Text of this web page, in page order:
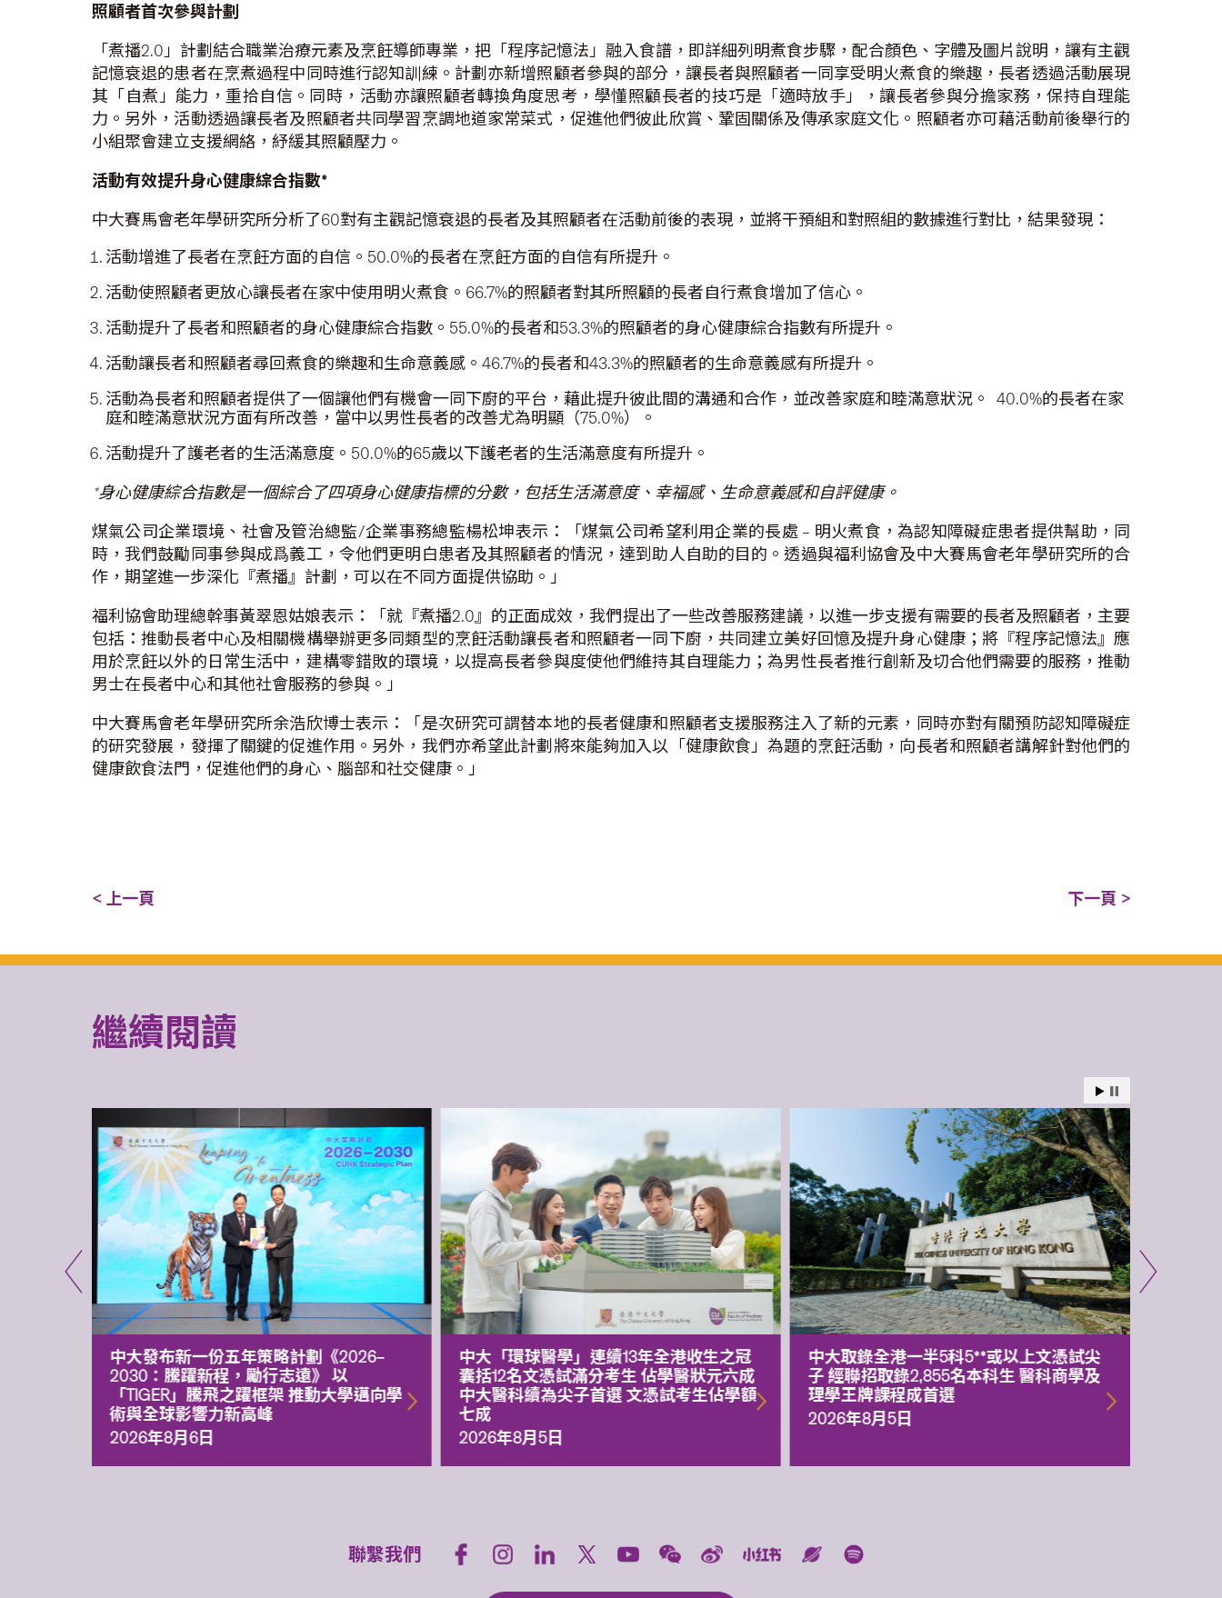
照顧者首次參與計劃
「煮播2.0」計劃結合職業治療元素及烹飪導師專業，把「程序記憶法」融入食譜，即詳細列明煮食步驟，配合顏色、字體及圖片說明，讓有主觀
記憶衰退的患者在烹煮過程中同時進行認知訓練。計劃亦新增照顧者參與的部分，讓長者與照顧者一同享受明火煮食的樂趣，長者透過活動展現
其「自煮」能力，重拾自信。同時，活動亦讓照顧者轉換角度思考，學懂照顧長者的技巧是「適時放手」，讓長者參與分擔家務，保持自理能
力。另外，活動透過讓長者及照顧者共同學習烹調地道家常菜式，促進他們彼此欣賞、鞏固關係及傳承家庭文化。照顧者亦可藉活動前後舉行的
小組聚會建立支援網絡，紓緩其照顧壓力。
活動有效提升身心健康綜合指數*
中大賽馬會老年學研究所分析了60對有主觀記憶衰退的長者及其照顧者在活動前後的表現，並將干預組和對照組的數據進行對比，結果發現：
活動增進了長者在烹飪方面的自信。50.0%的長者在烹飪方面的自信有所提升。
活動使照顧者更放心讓長者在家中使用明火煮食。66.7%的照顧者對其所照顧的長者自行煮食增加了信心。
活動提升了長者和照顧者的身心健康綜合指數。55.0%的長者和53.3%的照顧者的身心健康綜合指數有所提升。
活動讓長者和照顧者尋回煮食的樂趣和生命意義感。46.7%的長者和43.3%的照顧者的生命意義感有所提升。
活動為長者和照顧者提供了一個讓他們有機會一同下廚的平台，藉此提升彼此間的溝通和合作，並改善家庭和睦滿意狀況。 40.0%的長者在家
庭和睦滿意狀況方面有所改善，當中以男性長者的改善尤為明顯（75.0%）。
活動提升了護老者的生活滿意度。50.0%的65歲以下護老者的生活滿意度有所提升。
*身心健康綜合指數是一個綜合了四項身心健康指標的分數，包括生活滿意度、幸福感、生命意義感和自評健康。
煤氣公司企業環境、社會及管治總監/企業事務總監楊松坤表示：「煤氣公司希望利用企業的長處 – 明火煮食，為認知障礙症患者提供幫助，同
時，我們鼓勵同事參與成爲義工，令他們更明白患者及其照顧者的情況，達到助人自助的目的。透過與福利協會及中大賽馬會老年學研究所的合
作，期望進一步深化『煮播』計劃，可以在不同方面提供協助。」
福利協會助理總幹事黃翠恩姑娘表示：「就『煮播2.0』的正面成效，我們提出了一些改善服務建議，以進一步支援有需要的長者及照顧者，主要
包括：推動長者中心及相關機構舉辦更多同類型的烹飪活動讓長者和照顧者一同下廚，共同建立美好回憶及提升身心健康；將『程序記憶法』應
用於烹飪以外的日常生活中，建構零錯敗的環境，以提高長者參與度使他們維持其自理能力；為男性長者推行創新及切合他們需要的服務，推動
男士在長者中心和其他社會服務的參與。」
中大賽馬會老年學研究所余浩欣博士表示：「是次研究可謂替本地的長者健康和照顧者支援服務注入了新的元素，同時亦對有關預防認知障礙症
的研究發展，發揮了關鍵的促進作用。另外，我們亦希望此計劃將來能夠加入以「健康飲食」為題的烹飪活動，向長者和照顧者講解針對他們的
健康飲食法門，促進他們的身心、腦部和社交健康。」
< 上一頁 下一頁 >
繼續閱讀
中大發布新一份五年策略計劃《2026‒
2030：騰躍新程，勵行志遠》 以
「TIGER」騰飛之躍框架 推動大學邁向學
術與全球影響力新高峰
2026年8月6日
中大「環球醫學」連續13年全港收生之冠
囊括12名文憑試滿分考生 佔學醫狀元六成
中大醫科續為尖子首選 文憑試考生佔學額
七成
2026年8月5日
中大取錄全港一半5科5**或以上文憑試尖
子 經聯招取錄2,855名本科生 醫科商學及
理學王牌課程成首選
2026年8月5日
聯繫我們